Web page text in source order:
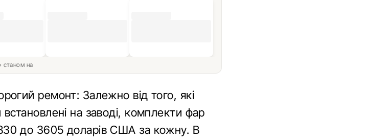
станом на
ремонт: Залежно від того, які
встановлені на заводі, комплекти фар
до 3605 доларів США за кожну. В